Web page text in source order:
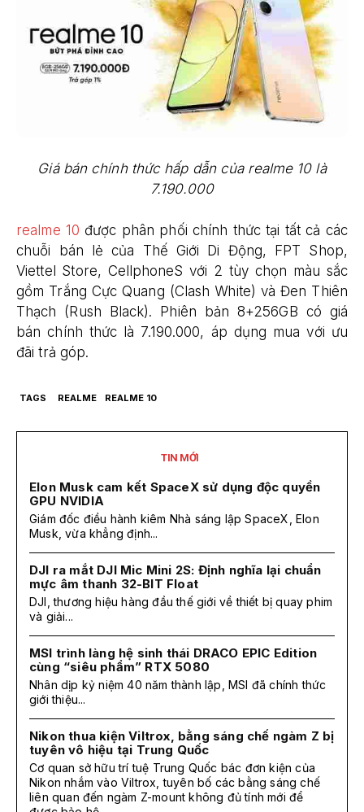
Giá bán chính thức hấp dẫn của realme 10 là
7.190.000
realme 10 được phân phối chính thức tại tất cả các
chuỗi bán lẻ của Thế Giới Di Động, FPT Shop,
Viettel Store, CellphoneS với 2 tùy chọn màu sắc
gồm Trắng Cực Quang (Clash White) và Đen Thiên
Thạch (Rush Black). Phiên bản 8+256GB có giá
bán chính thức là 7.190.000, áp dụng mua với ưu
đãi trả góp.
TAGS REALME REALME 10
TIN MỚI
Elon Musk cam kết SpaceX sử dụng độc quyền
GPU NVIDIA
Giám đốc điều hành kiêm Nhà sáng lập SpaceX, Elon
Musk, vừa khẳng định...
DJI ra mắt DJI Mic Mini 2S: Định nghĩa lại chuẩn
mực âm thanh 32-BIT Float
DJI, thương hiệu hàng đầu thế giới về thiết bị quay phim
và giải...
MSI trình làng hệ sinh thái DRACO EPIC Edition
cùng “siêu phẩm” RTX 5080
Nhân dịp kỷ niệm 40 năm thành lập, MSI đã chính thức
giới thiệu...
Nikon thua kiện Viltrox, bằng sáng chế ngàm Z bị
tuyên vô hiệu tại Trung Quốc
Cơ quan sở hữu trí tuệ Trung Quốc bác đơn kiện của
Nikon nhắm vào Viltrox, tuyên bố các bằng sáng chế
liên quan đến ngàm Z-mount không đủ tính mới để